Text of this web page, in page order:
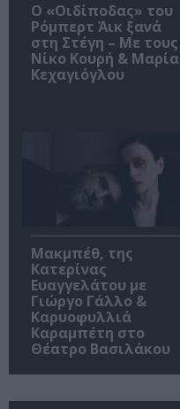
O «Οιδίποδας» του
Ρόμπερτ Άικ ξανά
στη Στέγη – Με τους
Νίκο Κουρή & Μαρία
Κεχαγιόγλου
Μακμπέθ, της
Κατερίνας
Ευαγγελάτου με
Γιώργο Γάλλο &
Καρυοφυλλιά
Καραμπέτη στο
Θέατρο Βασιλάκου